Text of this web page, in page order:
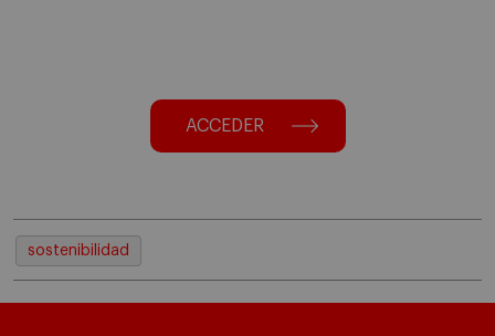
ACCEDER
sostenibilidad